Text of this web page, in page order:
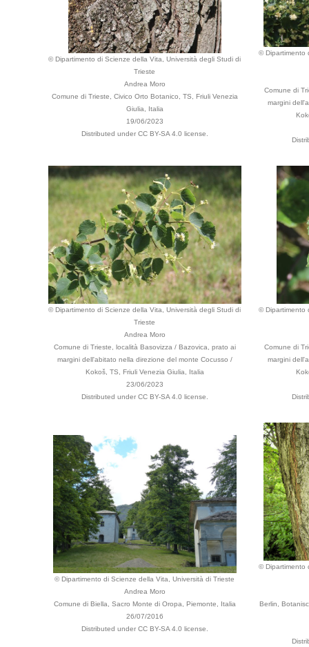
© Dipartimento di Scienze della Vita, Università degli Studi di
Trieste
Andrea Moro
Comune di Trieste, Civico Orto Botanico, TS, Friuli Venezia
Giulia, Italia
19/06/2023
Distributed under CC BY-SA 4.0 license.
© Dipartimento
Comune di
margini
© Dipartimento di Scienze della Vita, Università degli Studi di
Trieste
Andrea Moro
Comune di Trieste, località Basovizza / Bazovica, prato ai
margini dell'abitato nella direzione del monte Cocusso /
Kokoš, TS, Friuli Venezia Giulia, Italia
23/06/2023
Distributed under CC BY-SA 4.0 license.
© Dipartimento
Comune di
margini
© Dipartimento di Scienze della Vita, Università di Trieste
Andrea Moro
Comune di Biella, Sacro Monte di Oropa, Piemonte, Italia
26/07/2016
Distributed under CC BY-SA 4.0 license.
© Dipartimento
Berlin,